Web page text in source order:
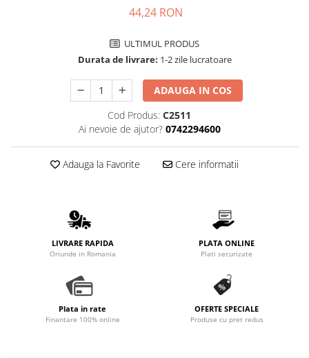
Pliculete Zahar si Miere
Aparate SH
Accesorii si intretinere
44,24 RON
ULTIMUL PRODUS
Durata de livrare: 1-2 zile lucratoare
ADAUGA IN COS
Cod Produs: C2511
Ai nevoie de ajutor? 0742294600
Adauga la Favorite Cere informatii
LIVRARE RAPIDA
Oriunde in Romania
PLATA ONLINE
Plati securizate
Plata in rate
Finantare 100% online
OFERTE SPECIALE
Produse cu pret redus